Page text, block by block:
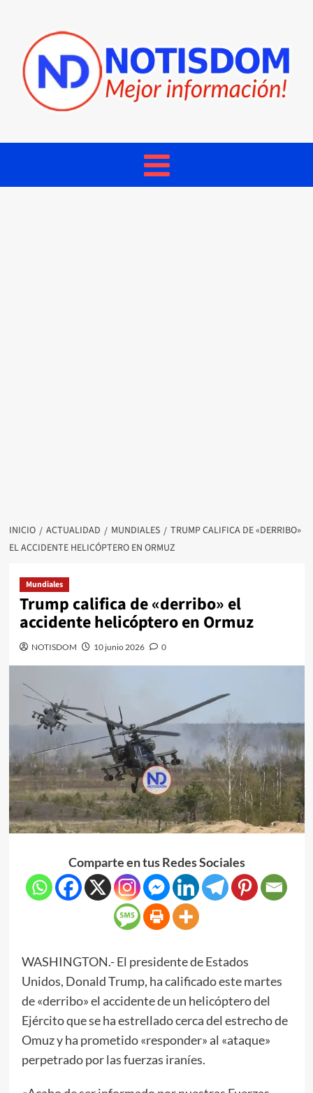
INICIO ACTUALIDAD MUNDIALES
TRUMP CALIFICA DE «DERRIBO»
EL ACCIDENTE HELICÓPTERO EN ORMUZ
Mundiales
Trump califica de «derribo» el
accidente helicóptero en Ormuz
NOTISDOM 10 junio 2026 0
Comparte en tus Redes Sociales
WASHINGTON.- El presidente de Estados
Unidos, Donald Trump, ha calificado este martes
de «derribo» el accidente de un helicóptero del
Ejército que se ha estrellado cerca del estrecho de
Omuz y ha prometido «responder» al «ataque»
perpetrado por las fuerzas iraníes.